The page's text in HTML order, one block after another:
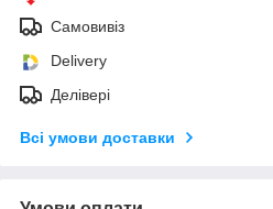
Самовивіз
Delivery
Делівері
Всі умови доставки